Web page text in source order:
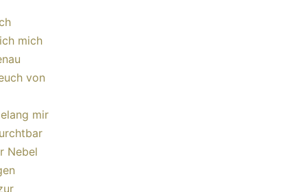
mich
von
mir
Nebel